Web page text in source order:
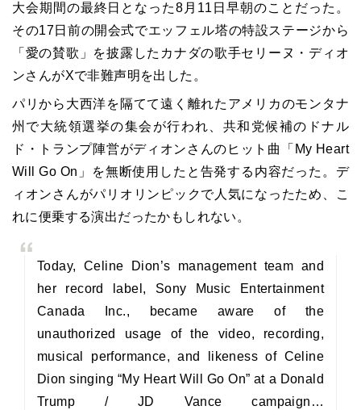
大会期間の最終日となった8月11日早朝のことだった。
その17日前の開会式でエッフェル塔の特設ステージから
「愛の賛歌」を披露したカナダの歌手セリーヌ・ディオ
ンさんがXで非難声明を出した。
パリから大西洋を隔てて遠く離れたアメリカのモンタナ
州で大統領選挙の集会が行われ、共和党候補のドナル
ド・トランプ陣営がディオンさんのヒット曲「My Heart
Will Go On」を無断使用したと告発する内容だった。デ
ィオンさんがパリオリンピックで人気になったため、こ
れに便乗する演出だったかもしれない。
Today, Celine Dion’s management team and
her record label, Sony Music Entertainment
Canada Inc., became aware of the
unauthorized usage of the video, recording,
musical performance, and likeness of Celine
Dion singing “My Heart Will Go On” at a Donald
Trump / JD Vance campaign…